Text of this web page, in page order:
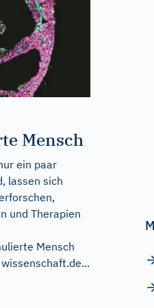
Mensch
ein paar
lassen sich
und Therapien
Mensch
wissenschaft.de...